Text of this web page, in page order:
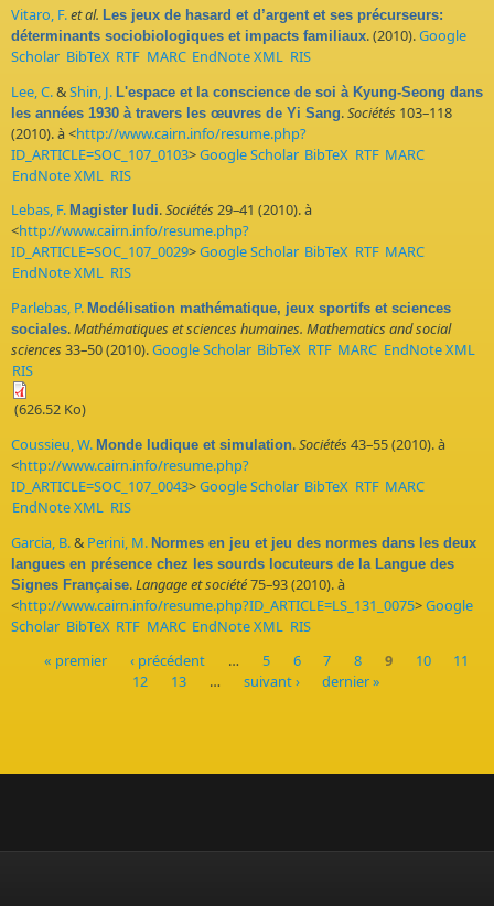
Vitaro, F.et al. Les jeux de hasard et d’argent et ses précurseurs:
déterminants sociobiologiques et impacts familiaux. (2010).Google
Scholar BibTeX RTF MARC EndNote XML RIS
Lee, C.&Shin, J. L'espace et la conscience de soi à Kyung-Seong dans
les années 1930 à travers les œuvres de Yi Sang.Sociétés 103–118
(2010). à <http://www.cairn.info/resume.php?
ID_ARTICLE=SOC_107_0103>Google Scholar BibTeX RTF MARC
EndNote XML RIS
Lebas, F. Magister ludi.Sociétés 29–41 (2010). à
<http://www.cairn.info/resume.php?
ID_ARTICLE=SOC_107_0029>Google Scholar BibTeX RTF MARC
EndNote XML RIS
Parlebas, P. Modélisation mathématique, jeux sportifs et sciences
sociales.Mathématiques et sciences humaines. Mathematics and social
sciences 33–50 (2010).Google Scholar BibTeX RTF MARC EndNote XML
RIS
(626.52 Ko)
Coussieu, W. Monde ludique et simulation.Sociétés 43–55 (2010). à
<http://www.cairn.info/resume.php?
ID_ARTICLE=SOC_107_0043>Google Scholar BibTeX RTF MARC
EndNote XML RIS
Garcia, B.& Perini, M. Normes en jeu et jeu des normes dans les deux
langues en présence chez les sourds locuteurs de la Langue des
Signes Française.Langage et société75–93 (2010). à
<http://www.cairn.info/resume.php?ID_ARTICLE=LS_131_0075>Google
Scholar BibTeX RTF MARC EndNote XML RIS
« premier ‹ précédent … 5 6 7 8 9 10
11
12
13 … suivant › dernier »